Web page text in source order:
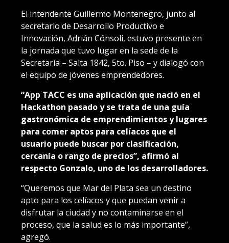
El intendente Guillermo Montenegro, junto al
secretario de Desarrollo Productivo e
Innovación, Adrián Cónsoli, estuvo presente en
la jornada que tuvo lugar en la sede de la
Secretaría – Salta 1842, 5to. Piso – y dialogó con
el equipo de jóvenes emprendedores.
“App TACC es una aplicación que nació en el
Hackathon pasado y se trata de una guía
gastronómica de emprendimientos y lugares
para comer aptos para celíacos que el
usuario puede buscar por clasificación,
cercanía o rango de precios”, afirmó al
respecto Gonzalo, uno de los desarrolladores.
“Queremos que Mar del Plata sea un destino
apto para los celíacos y que puedan venir a
disfrutar la ciudad y no contaminarse en el
proceso, que la salud es lo más importante”,
agregó.